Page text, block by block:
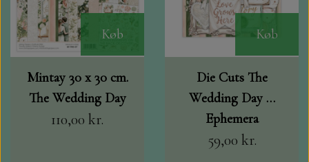
Køb
Mintay 30 x 30 cm.
The Wedding Day
110,00 kr.
Køb
Die Cuts The
Wedding Day …
Ephemera
59,00 kr.